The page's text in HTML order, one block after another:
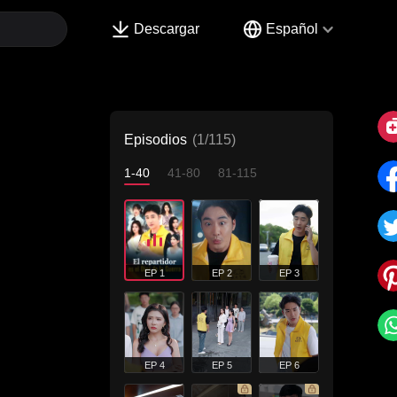
Descargar Español
Episodios (1/115)
1-40 41-80 81-115
EP 1 EP 2 EP 3
EP 4 EP 5 EP 6